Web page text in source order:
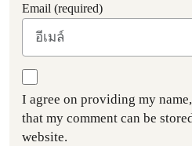
Email (required)
I agree on providing my
that my comment can be
website.